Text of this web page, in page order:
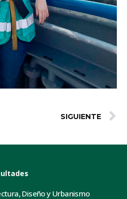
SIGUIENTE
Diseño y Urbanismo